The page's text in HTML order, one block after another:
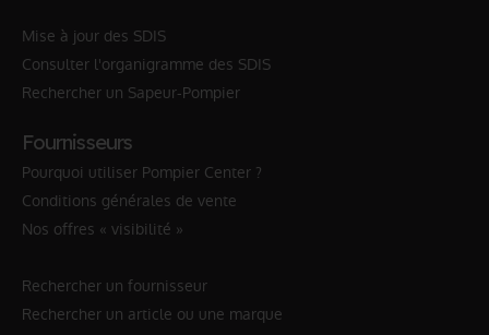
Mise à jour des SDIS
Consulter l'organigramme des SDIS
Rechercher un Sapeur-Pompier
Fournisseurs
Pourquoi utiliser Pompier Center ?
Conditions générales de vente
Nos offres « visibilité »
Rechercher un fournisseur
Rechercher un article ou une marque